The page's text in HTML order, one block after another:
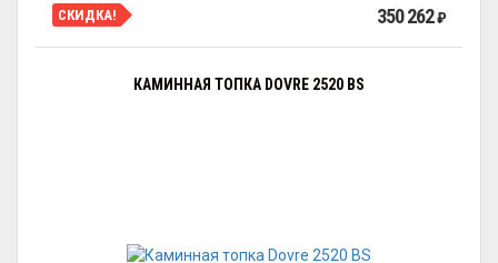
СКИДКА! 350 262₽
КАМИННАЯ ТОПКА DOVRE 2520 BS